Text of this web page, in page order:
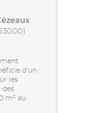
d'un
les
des
m² au